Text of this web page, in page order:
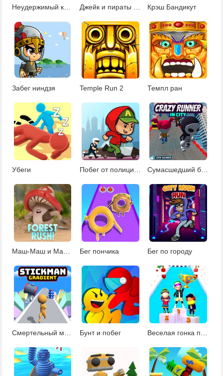
Неудержимый кролик Крэш Бандикут
Забег ниндзя Temple Run 2 Темпл ран
Убеги Побег от полиции 2 Сумасшедший бег в городе
Маш-Маш и Машики: лесной забег Бег пончика Бег по городу
Смертельный марафон стикмена Бунт и побег Веселая гонка по льду